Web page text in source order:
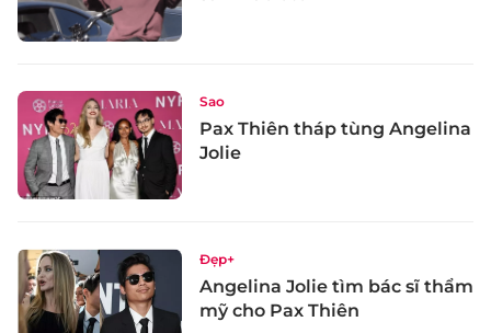
Sao
Pax Thiên tháp tùng Angelina
Jolie
Đẹp+
Angelina Jolie tìm bác sĩ thẩm
mỹ cho Pax Thiên